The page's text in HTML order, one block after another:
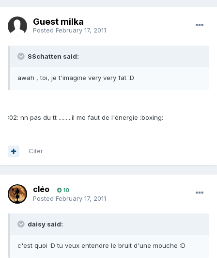
Guest milka
Posted February 17, 2011
SSchatten said:
awah , toi, je t'imagine very very fat :D
:02: nn pas du tt .........il me faut de l'énergie :boxing:
Citer
cléo 10
Posted February 17, 2011
daisy said:
c'est quoi :D tu veux entendre le bruit d'une mouche :D